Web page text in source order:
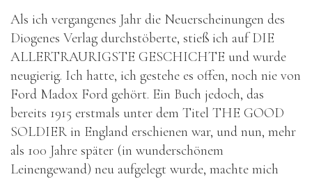
Als ich vergangenes Jahr die Neuerscheinungen des
Diogenes Verlag durchstöberte, stieß ich auf DIE
ALLERTRAURIGSTE GESCHICHTE und wurde
neugierig. Ich hatte, ich gestehe es offen, noch nie von
Ford Madox Ford gehört. Ein Buch jedoch, das
bereits 1915 erstmals unter dem Titel THE GOOD
SOLDIER in England erschienen war, und nun, mehr
als 100 Jahre später (in wunderschönem
Leinengewand) neu aufgelegt wurde, machte mich